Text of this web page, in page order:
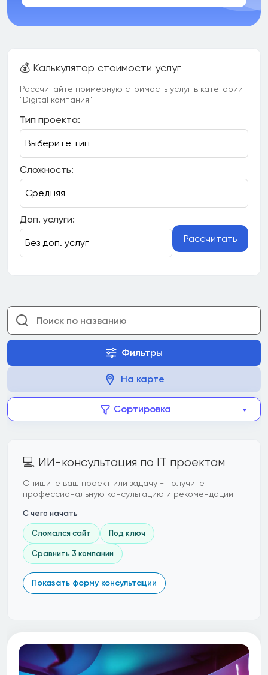
💰 Калькулятор стоимости услуг
Рассчитайте примерную стоимость услуг в категории
"Digital компания"
Тип проекта:
Сложность:
Доп. услуги:
Рассчитать
Фильтры
На карте
Сортировка
💻 ИИ-консультация по IT проектам
Опишите ваш проект или задачу - получите
профессиональную консультацию и рекомендации
С чего начать
Сломался сайт Под ключ
Сравнить 3 компании
Показать форму консультации